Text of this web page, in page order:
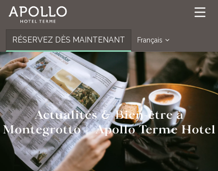
RÉSERVEZ DÈS MAINTENANT Français
Actualités & Bien-être à
Montegrotto | Apollo Terme Hotel